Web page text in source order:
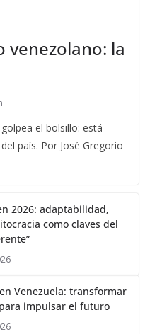
venezolano: la
el bolsillo: está
país. Por José Gregorio
2026: adaptabilidad,
como claves del
Venezuela: transformar
impulsar el futuro